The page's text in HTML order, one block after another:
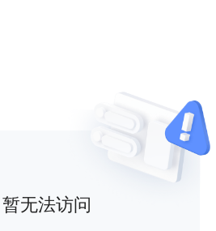
无法访问